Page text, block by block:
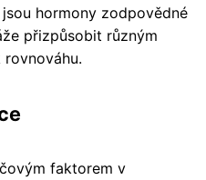
hormony zodpovědné
přizpůsobit různým
faktorem v